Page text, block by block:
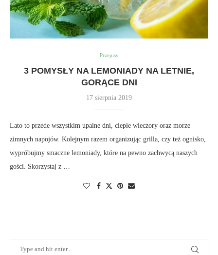
Przepisy
3 POMYSŁY NA LEMONIADY NA LETNIE,
GORĄCE DNI
17 sierpnia 2019
Lato to przede wszystkim upalne dni, ciepłe wieczory oraz morze
zimnych napojów. Kolejnym razem organizując grilla, czy też ognisko,
wypróbujmy smaczne lemoniady, które na pewno zachwycą naszych
gości. Skorzystaj z …